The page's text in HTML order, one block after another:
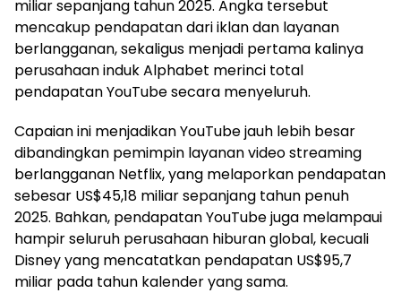
miliar sepanjang tahun 2025. Angka tersebut
mencakup pendapatan dari iklan dan layanan
berlangganan, sekaligus menjadi pertama kalinya
perusahaan induk Alphabet merinci total
pendapatan YouTube secara menyeluruh.
Capaian ini menjadikan YouTube jauh lebih besar
dibandingkan pemimpin layanan video streaming
berlangganan Netflix, yang melaporkan pendapatan
sebesar US$45,18 miliar sepanjang tahun penuh
2025. Bahkan, pendapatan YouTube juga melampaui
hampir seluruh perusahaan hiburan global, kecuali
Disney yang mencatatkan pendapatan US$95,7
miliar pada tahun kalender yang sama.